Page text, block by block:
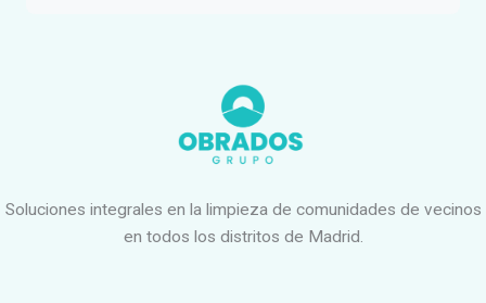
Soluciones integrales en la limpieza de comunidades de vecinos
en todos los distritos de Madrid.